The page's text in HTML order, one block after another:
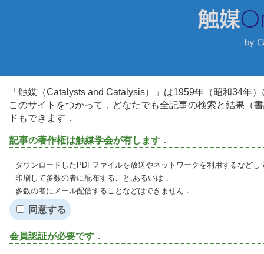
「触媒（Catalysts and Catalysis）」は1959年（昭和34年
このサイトをつかって，どなたでも全記事の検索と結果（
ドもできます．
記事の著作権は触媒学会が有します．
ダウンロードしたPDFファイルを放送やネットワークを利用するなど
印刷して多数の者に配布すること,あるいは，
多数の者にメール配信することなどはできません．
同意する
会員認証が必要です．